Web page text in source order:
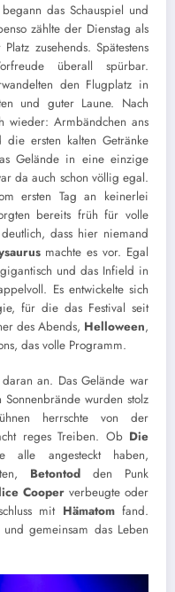
das Schauspiel und
zählte der Dienstag als
zusehends. Spätestens
überall spürbar.
den Flugplatz in
und guter Laune. Nach
wieder: Armbändchen ans
ersten kalten Getränke
Gelände in eine einzige
da auch schon völlig egal.
ersten Tag an keinerlei
bereits früh für volle
dass hier niemand
machte es vor. Egal
und das Infield in
Es entwickelte sich
für die das Festival seit
des Abends, Helloween,
das volle Programm.
an. Das Gelände war
wurden stolz
herrschte von der
reges Treiben. Ob Die
alle angesteckt haben,
Betontod den Punk
Cooper verbeugte oder
mit Hämatomfand.
gemeinsam das Leben